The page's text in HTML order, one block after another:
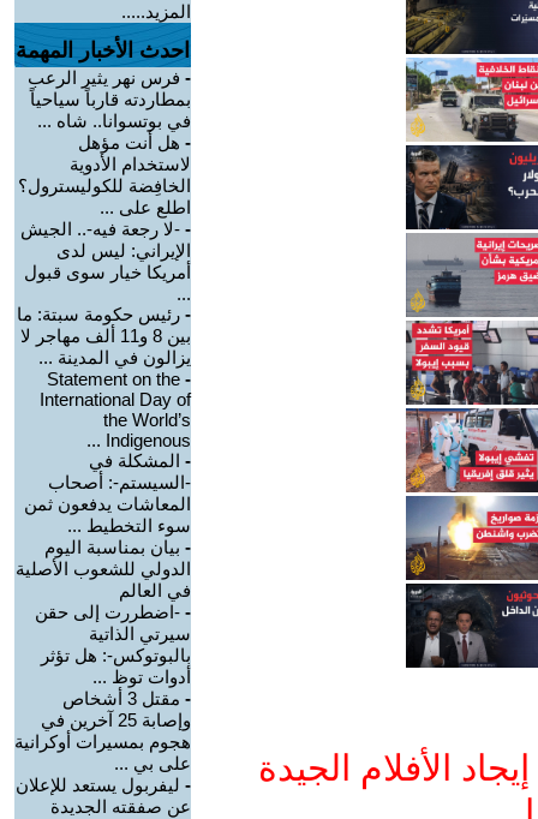
الأفلام الجيدة
المزيد.....
احدث الأخبار المهمة
- فرس نهر يثير الرعب
بمطاردته قارباً سياحياً
في بوتسوانا.. شاه ...
- هل أنت مؤهل
لاستخدام الأدوية
الخافِضة للكوليسترول؟
اطلع على ...
- -لا رجعة فيه-.. الجيش
الإيراني: ليس لدى
أمريكا خيار سوى قبول
...
- رئيس حكومة سبتة: ما
بين 8 و11 ألف مهاجر لا
يزالون في المدينة ...
-
Statement on the
International Day of
the World’s
Indigenous ...
- المشكلة في
-السيستم-: أصحاب
المعاشات يدفعون ثمن
سوء التخطيط ...
- بيان بمناسبة اليوم
الدولي للشعوب الأصلية
في العالم
- -اضطررت إلى حقن
سيرتي الذاتية
بالبوتوكس-: هل تؤثر
أدوات توظ ...
-
مقتل 3 أشخاص
وإصابة 25 آخرين في
هجوم بمسيرات أوكرانية
على بي ...
- ليفربول يستعد للإعلان
عن صفقته الجديدة